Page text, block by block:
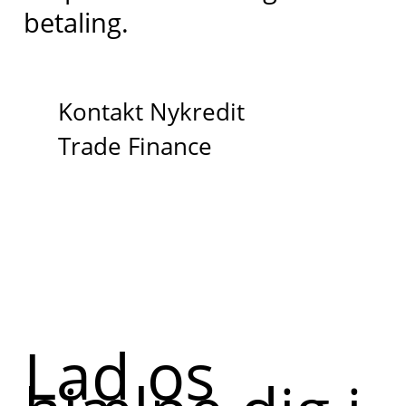
betaling.
Kontakt Nykredit
Trade Finance
Lad os